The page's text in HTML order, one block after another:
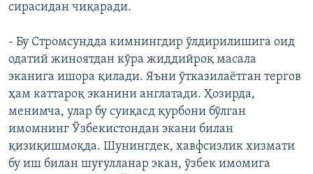
сирасидан чиқаради.
- Бу Стромсундда кимнингдир ўлдирилишига оид
одатий жиноятдан кўра жиддийроқ масала
эканига ишора қилади. Яъни ўтказилаётган тергов
ҳам каттароқ эканини англатади. Ҳозирда,
менимча, улар бу суиқасд қурбони бўлган
имомнинг Ўзбекистондан экани билан
қизиқишмоқда. Шунингдек, хавфсизлик хизмати
бу иш билан шуғулланар экан, ўзбек имомига